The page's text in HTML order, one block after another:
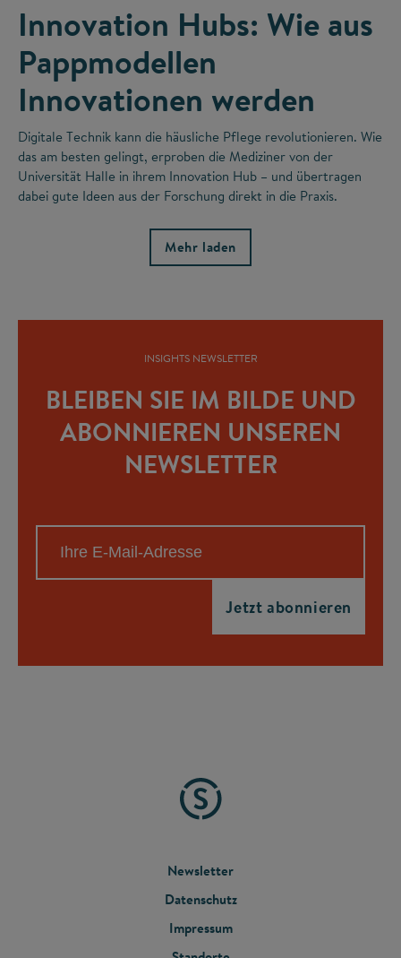
Innovation Hubs: Wie aus
Pappmodellen
Innovationen werden
Digitale Technik kann die häusliche Pflege revolutionieren. Wie
das am besten gelingt, erproben die Mediziner von der
Universität Halle in ihrem Innovation Hub – und übertragen
dabei gute Ideen aus der Forschung direkt in die Praxis.
Mehr laden
INSIGHTS NEWSLETTER
BLEIBEN SIE IM BILDE UND
ABONNIEREN UNSEREN
NEWSLETTER
FOOTER
MENU
Newsletter
Datenschutz
Impressum